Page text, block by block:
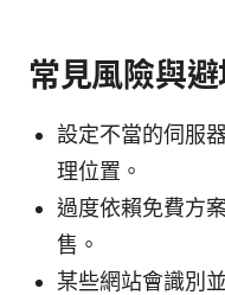
常見風險與
設定不當的伺服
理位置。
過度依賴免費方
售。
某些網站會識別